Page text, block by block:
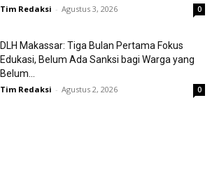
Tim Redaksi - Agustus 3, 2026 0
DLH Makassar: Tiga Bulan Pertama Fokus
Edukasi, Belum Ada Sanksi bagi Warga yang
Belum...
Tim Redaksi - Agustus 2, 2026 0